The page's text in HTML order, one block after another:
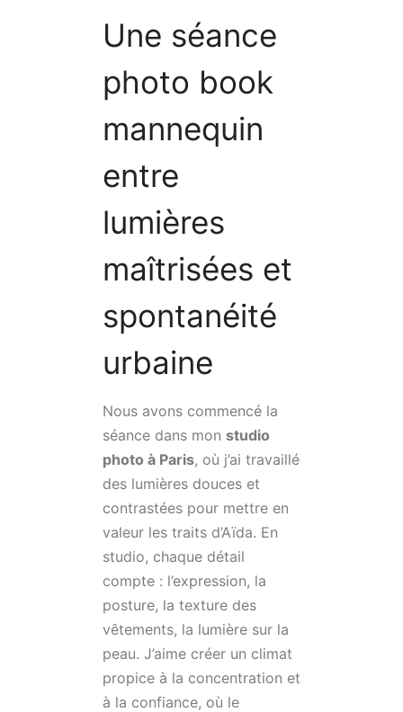
Une séance
photo book
mannequin
entre
lumières
maîtrisées et
spontanéité
urbaine
Nous avons commencé la
séance dans mon studio
photo à Paris, où j’ai travaillé
des lumières douces et
contrastées pour mettre en
valeur les traits d’Aïda. En
studio, chaque détail
compte : l’expression, la
posture, la texture des
vêtements, la lumière sur la
peau. J’aime créer un climat
propice à la concentration et
à la confiance, où le